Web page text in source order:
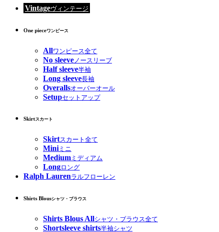
Vintageヴィンテージ
One pieceワンピース
Allワンピース全て
No sleeve ノースリーブ
Half sleeve半袖
Long sleeve長袖
Overallsオーバーオール
Setupセットアップ
Skirtスカート
Skirtスカート全て
Miniミニ
Medium ミディアム
Longロング
Ralph Laurenラルフローレン
Shirts Blousシャツ・ブラウス
Shirts Blous Allシャツ・ブラウス全て
Shortsleeve shirts半袖シャツ